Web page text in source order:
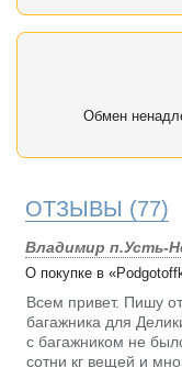
Обмен
ОТЗЫВЫ (77)
Владимир п.Усть-
О покупке в
Всем привет. Пишу
багажника для
с багажником не
сотни кг вещей и